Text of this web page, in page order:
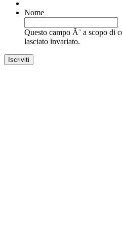
Nome
Questo campo Ã¨ a scopo di
lasciato invariato.